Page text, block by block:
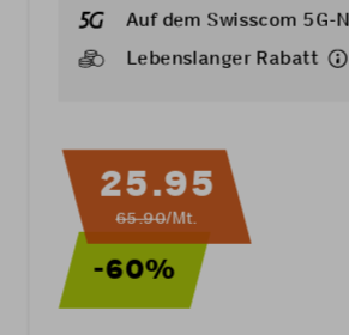
Auf dem Swisscom 5G-
Lebenslanger Rabatt
25.95
65.90/Mt.
-60%